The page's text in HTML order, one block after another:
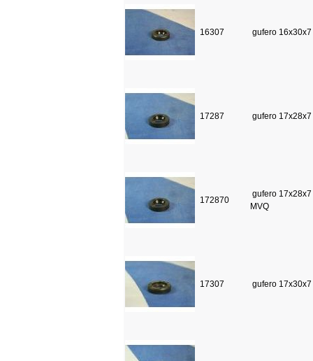
16307 gufero 16x30x7
17287 gufero 17x28x7
172870
gufero 17x28x7
MVQ
17307 gufero 17x30x7